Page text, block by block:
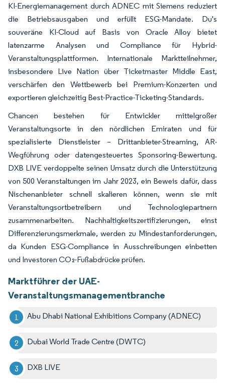
KI-Energiemanagement durch ADNEC mit Siemens reduziert
die Betriebsausgaben und erfüllt ESG-Mandate. Du's
souveräne KI-Cloud auf Basis von Oracle Alloy bietet
latenzarme Analysen und Compliance für Hybrid-
Veranstaltungsplattformen. Internationale Marktteilnehmer,
insbesondere Live Nation über Ticketmaster Middle East,
verschärfen den Wettbewerb bei Premium-Konzerten und
exportieren gleichzeitig Best-Practice-Ticketing-Standards.
Chancen bestehen für Entwickler mittelgroßer
Veranstaltungsorte in den nördlichen Emiraten und für
spezialisierte Dienstleister – Drittanbieter-Streaming, AR-
Wegführung oder datengesteuertes Sponsoring-Bewertung.
DXB LIVE verdoppelte seinen Umsatz durch die Unterstützung
von 500 Veranstaltungen im Jahr 2023, ein Beweis dafür, dass
Nischenanbieter schnell skalieren können, wenn sie mit
Veranstaltungsortbetreibern und Technologiepartnern
zusammenarbeiten. Nachhaltigkeitszertifizierungen, einst
Differenzierungsmerkmale, werden zu Mindestanforderungen,
da Kunden ESG-Compliance in Ausschreibungen einbetten
und Investoren CO₂-Fußabdrücke prüfen.
Marktführer der UAE-
Veranstaltungsmanagementbranche
Abu Dhabi National Exhibitions Company (ADNEC)
Dubai World Trade Centre (DWTC)
DXB LIVE